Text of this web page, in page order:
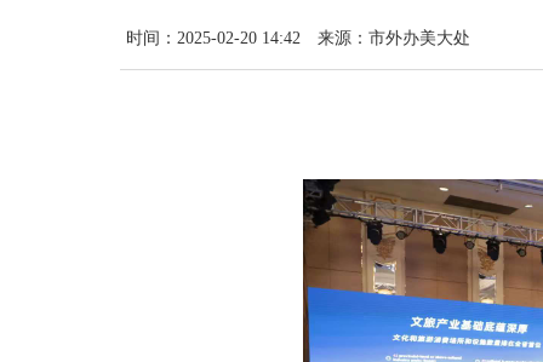
时间：2025-02-20 14:42 来源：市外办美大处